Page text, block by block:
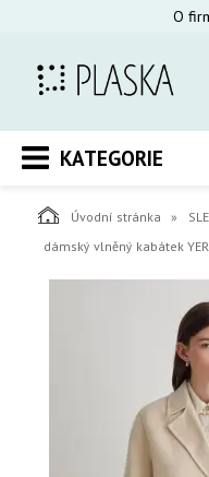
O
KATEGORIE
Úvodní stránka
dámský vlněný kabátek